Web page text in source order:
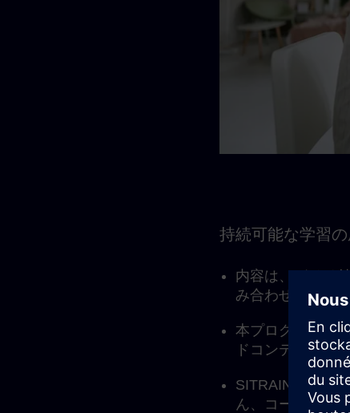
持続可能な学習
内容は、ガイド
み合わせ、数週
本プログラムに
ドコンテンツの
SITRAINのラー
ん、コーチング